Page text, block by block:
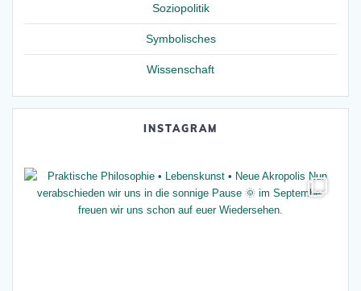
Soziopolitik
Symbolisches
Wissenschaft
INSTAGRAM